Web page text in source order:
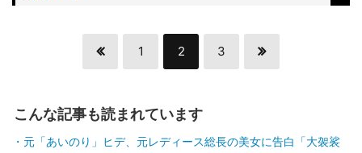
1 2 3
こんな記事も読まれています
元「あいのり」ヒデ、元レディース総長の美女に告白「大袈裟